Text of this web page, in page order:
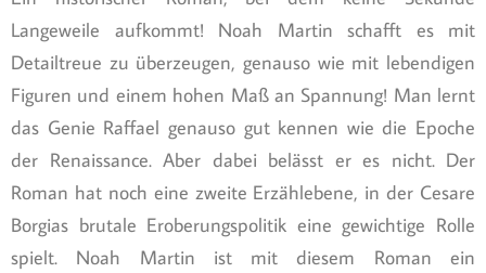
Langeweile aufkommt! Noah Martin schafft es mit
Detailtreue zu überzeugen, genauso wie mit lebendigen
Figuren und einem hohen Maß an Spannung! Man lernt
das Genie Raffael genauso gut kennen wie die Epoche
der Renaissance. Aber dabei belässt er es nicht. Der
Roman hat noch eine zweite Erzählebene, in der Cesare
Borgias brutale Eroberungspolitik eine gewichtige Rolle
spielt. Noah Martin ist mit diesem Roman ein